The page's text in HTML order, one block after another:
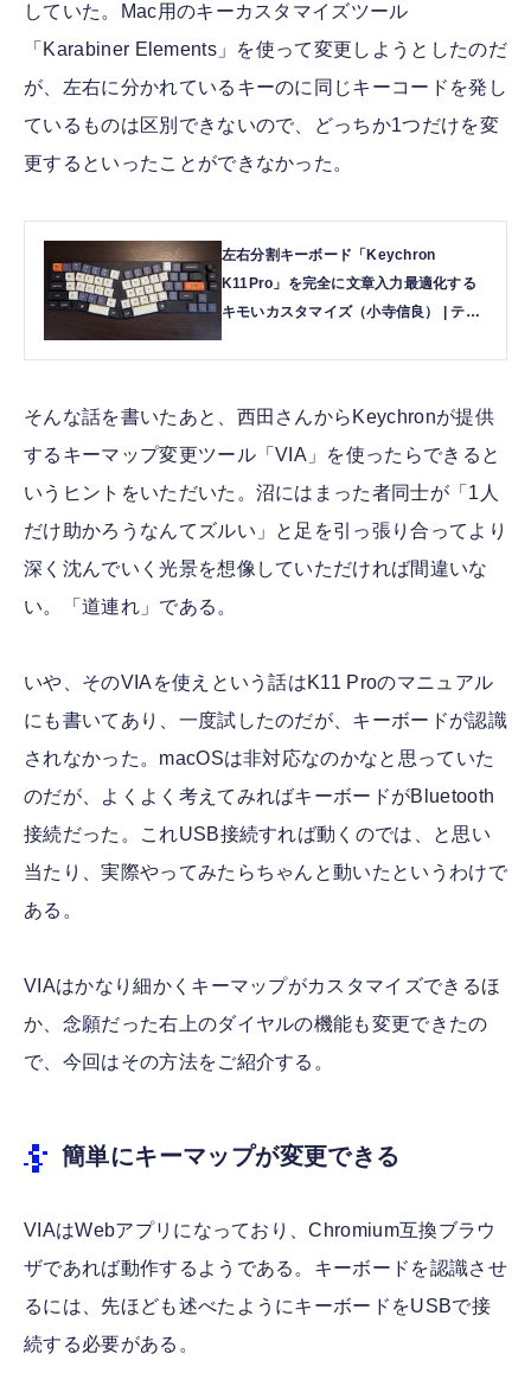
していた。Mac用のキーカスタマイズツール
「Karabiner Elements」を使って変更しようとしたのだ
が、左右に分かれているキーのに同じキーコードを発し
ているものは区別できないので、どっちか1つだけを変
更するといったことができなかった。
左右分割キーボード「Keychron
K11Pro」を完全に文章入力最適化する
キモいカスタマイズ（小寺信良） | テク
そんな話を書いたあと、西田さんからKeychronが提供
するキーマップ変更ツール「VIA」を使ったらできると
いうヒントをいただいた。沼にはまった者同士が「1人
だけ助かろうなんてズルい」と足を引っ張り合ってより
深く沈んでいく光景を想像していただければ間違いな
い。「道連れ」である。
いや、そのVIAを使えという話はK11 Proのマニュアル
にも書いてあり、一度試したのだが、キーボードが認識
されなかった。macOSは非対応なのかなと思っていた
のだが、よくよく考えてみればキーボードがBluetooth
接続だった。これUSB接続すれば動くのでは、と思い
当たり、実際やってみたらちゃんと動いたというわけで
ある。
VIAはかなり細かくキーマップがカスタマイズできるほ
か、念願だった右上のダイヤルの機能も変更できたの
で、今回はその方法をご紹介する。
簡単にキーマップが変更できる
VIAはWebアプリになっており、Chromium互換ブラウ
ザであれば動作するようである。キーボードを認識させ
るには、先ほども述べたようにキーボードをUSBで接
続する必要がある。